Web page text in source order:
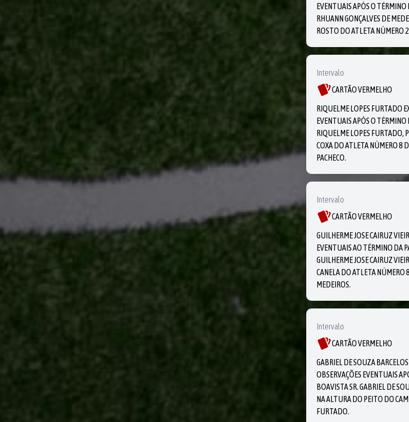
EVENTUAIS APÓS O
RHUANN GONÇALVES DE
ROSTO DO ATLETA NÚMERO
Intervalo
CARTÃO VERMELHO
RIQUELME LOPES FURTADO
EVENTUAIS APÓS O
RIQUELME LOPES FURTADO,
COXA DO ATLETA NÚMERO 8
PACHECO.
Intervalo
CARTÃO VERMELHO
GUILHERME JOSE CAIRUZ
EVENTUAIS AO TÉRMINO DA
GUILHERME JOSE CAIRUZ
CANELA DO ATLETA NÚMERO
MEDEIROS.
Intervalo
CARTÃO VERMELHO
GABRIEL DE SOUZA
OBSERVAÇÕES EVENTUAIS
BOAVISTA SR. GABRIEL DE
NA ALTURA DO PEITO DO
FURTADO.